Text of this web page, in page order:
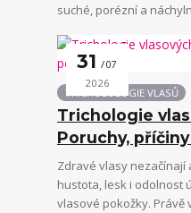
suché, porézní a
31 07
2026
TRICHOLOLOGIE VLASŮ
Trichologie
Poruchy,
Zdravé vlasy nezačínají
hustota, lesk i odolnost
vlasové pokožky. Právě